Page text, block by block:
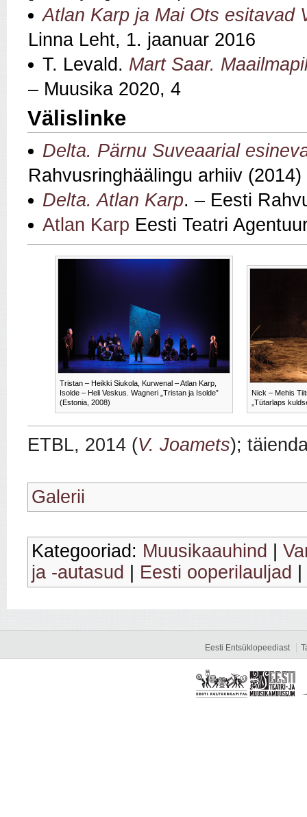
Atlan Karp ja Mai Ots esitavad
Linna Leht, 1. jaanuar 2016
T. Levald. Mart Saar.
– Muusika 2020, 4
Välislinke
Delta. Pärnu Suveaarial
Rahvusringhäälingu arhiiv (2014)
Delta. Atlan Karp. – Eesti
Atlan Karp Eesti Teatri
Tristan – Heikki Siukola, Kurwenal – Atlan Karp,
Isolde – Heli Veskus. Wagneri „Tristan ja Isolde”
(Estonia, 2008)
Nick – Mehis
„Tütarlaps
ETBL, 2014 (V. Joamets);
Galerii
Kategooriad: Muusikaauhind
ja -autasud
Eesti ooperilauljad
Eesti Entsüklopeediast